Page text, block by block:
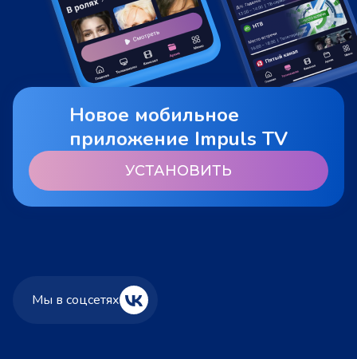
Новое мобильное
приложение Impuls TV
УСТАНОВИТЬ
Мы в соцсетях